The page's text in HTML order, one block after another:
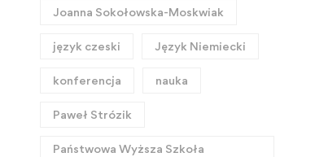
Joanna Sokołowska-Moskwiak
język czeski Język Niemiecki
konferencja nauka
Paweł Strózik
Państwowa Wyższa Szkoła